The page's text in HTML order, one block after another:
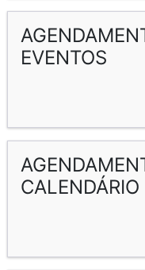
EVENTOS